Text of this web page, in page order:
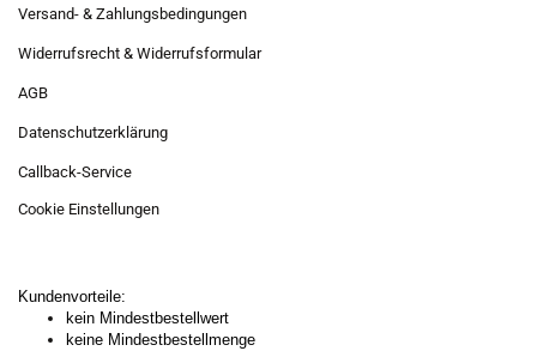
Versand- & Zahlungsbedingungen
Widerrufsrecht & Widerrufsformular
AGB
Datenschutzerklärung
Callback-Service
Cookie Einstellungen
Kundenvorteile:
kein Mindestbestellwert
keine Mindestbestellmenge